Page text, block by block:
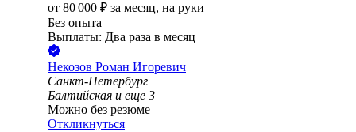
от 80 000 ₽ за месяц, на руки
Без опыта
Выплаты: Два раза в месяц
Некозов Роман Игоревич
Санкт-Петербург
Балтийская и еще 3
Можно без резюме
Откликнуться